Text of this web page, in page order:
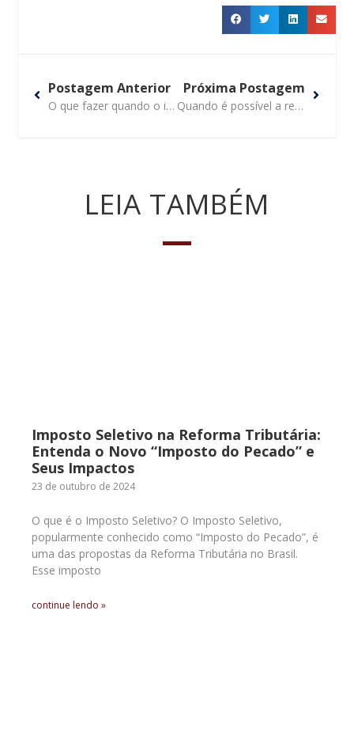
Postagem Anterior
O que fazer quando o imóvel adquirido não tem registro?
Próxima Postagem
Quando é possível a realização de inventário extrajudicial?
LEIA TAMBÉM
Imposto Seletivo na Reforma Tributária:
Entenda o Novo “Imposto do Pecado” e
Seus Impactos
23 de outubro de 2024
O que é o Imposto Seletivo? O Imposto Seletivo,
popularmente conhecido como “Imposto do Pecado”, é
uma das propostas da Reforma Tributária no Brasil.
Esse imposto
continue lendo »